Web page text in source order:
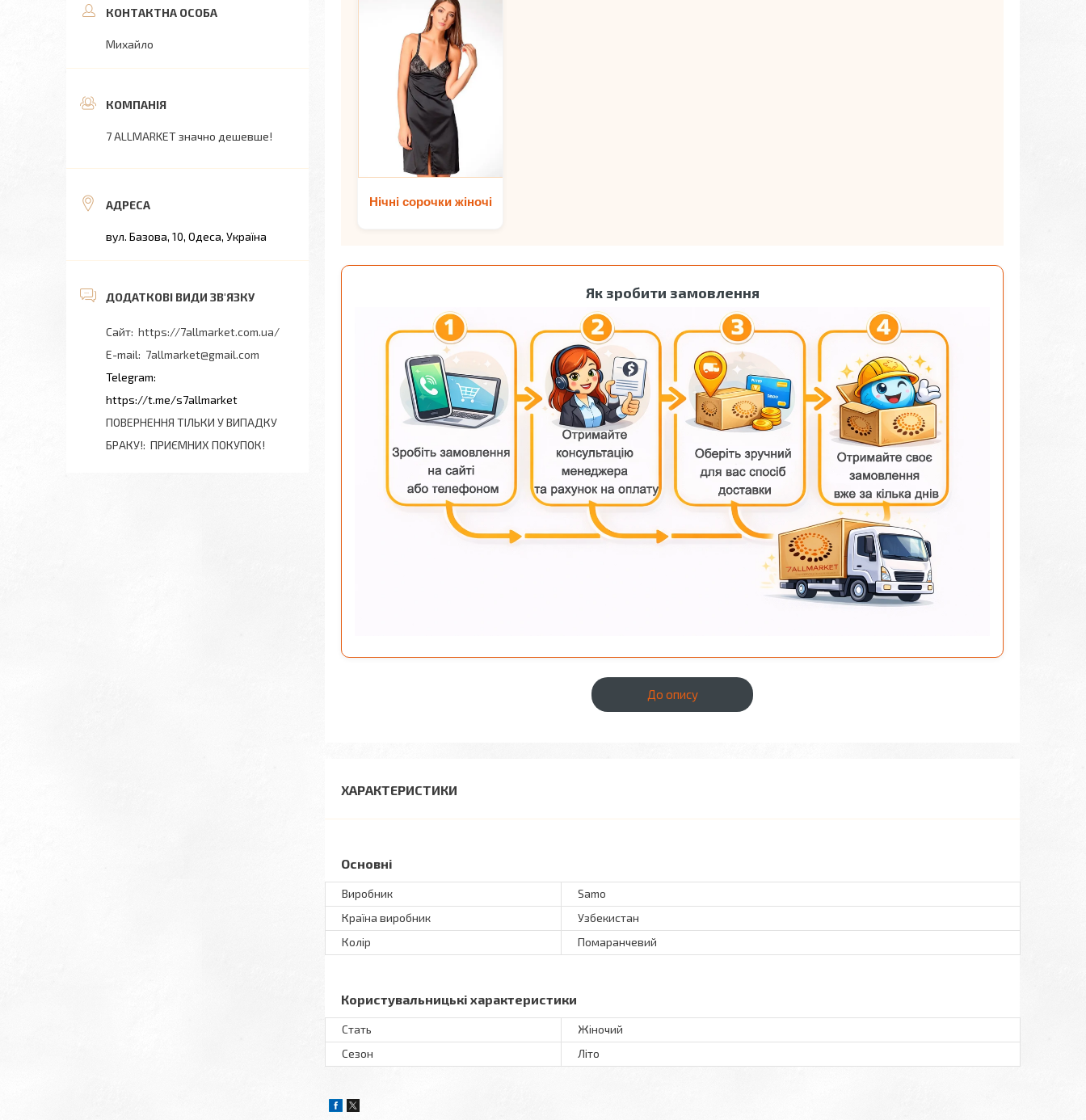
Нічні сорочки жіночі
Як зробити замовлення
До опису
ХАРАКТЕРИСТИКИ
Основні
Виробник
Samo
Країна виробник
Узбекистан
Колір
Помаранчевий
Користувальницькі характеристики
Стать
Жіночий
Сезон
Літо
Михайло
7 ALLMARKET значно дешевше!
вул. Базова, 10, Одеса, Україна
https://7allmarket.com.ua/
7allmarket@gmail.com
https://t.me/s7allmarket
ПОВЕРНЕННЯ ТІЛЬКИ У ВИПАДКУ
БРАКУ! ПРИЄМНИХ ПОКУПОК!